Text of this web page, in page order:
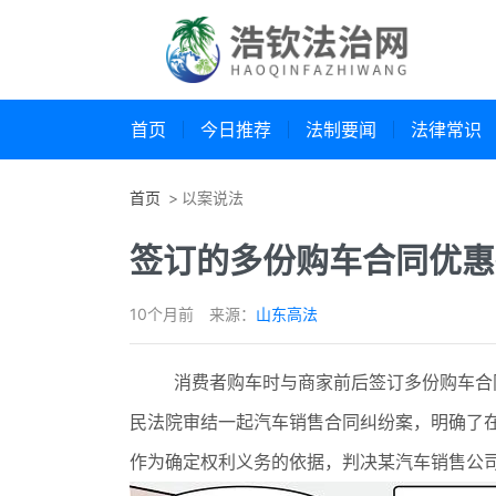
首页 今日推荐 法制要闻 法律常识
首页 以案说法
签订的多份购车合同优
10个月前 来源： 山东高法
消费者购车时与商家前后签订多份购车合
民法院审结一起汽车销售合同纠纷案，明确了
作为确定权利义务的依据，判决某汽车销售